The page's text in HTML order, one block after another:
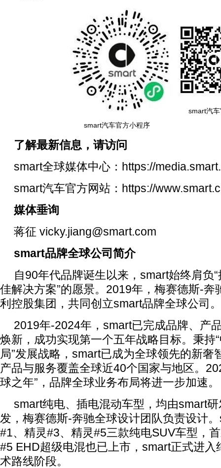
smart汽车官方小程序
smart汽
了解最新信息，请访问
smart全球媒体中心：https://
smart汽车官方网站：https://
媒体垂询
蒋征 vicky.jiang@smart.com
smart品牌全球公司简介
自90年代品牌诞生以来，smart始终肩负
佳解决方案”的愿景。2019年，梅赛德斯-奔
利控股集团，共同创立smart品牌全球公司。
2019年-2024年，smart已完成品牌、产
焕新，成功实现第一个五年战略目标。秉持
局”发展战略，smart已成为全球领先的新奢
产品与服务覆盖全球近40个国家与地区。
球之年”，品牌全球业务布局将进一步加速。
smart纯电、插电混动车型，均由smart
发，梅赛德斯-奔驰全球设计团队负责设计
#1、精灵#3、精灵#5三款纯电SUV车型，
#5 EHD超级电混也已上市，smart正式进入
术路线阶段。